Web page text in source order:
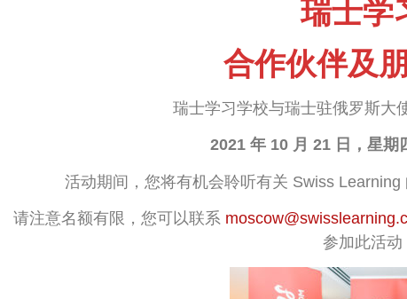
瑞士学
合作伙伴及
瑞士学习学校与瑞士驻俄罗斯大
2021 年 10 月 21 日，星期
活动期间，您将有机会聆听有关 Swiss
请注意名额有限，您可以联系
参加此活动